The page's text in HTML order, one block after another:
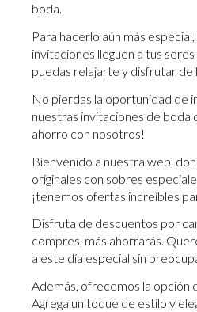
boda.
Para hacerlo aún más
invitaciones lleguen a tus
puedas relajarte y disfrutar
No pierdas la oportunidad de
nuestras invitaciones de boda
ahorro con nosotros!
Bienvenido a nuestra web,
originales con sobres
¡tenemos ofertas increíbles
Disfruta de descuentos por
compres, más ahorrarás.
a este día especial sin
Además, ofrecemos la opción
Agrega un toque de estilo y